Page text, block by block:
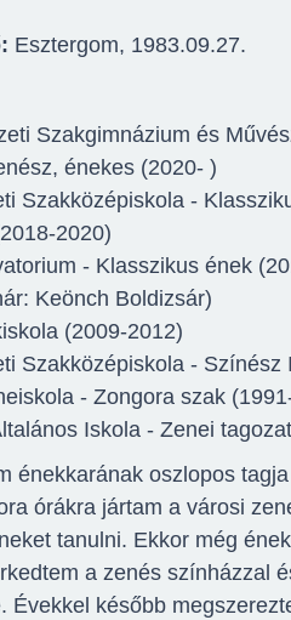
Esztergom, 1983.09.27.
Szakgimnázium és
énekes (2020- )
Szakközépiskola -
2020)
- Klasszikus ének
Keönch Boldizsár)
(2009-2012)
Szakközépiskola - Színész
- Zongora szak
Iskola - Zenei
énekkarának oszlopos
órákra jártam a városi
tanulni. Ekkor még
a zenés színházzal
később